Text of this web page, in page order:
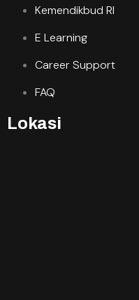
Kemendikbud RI
E Learning
Career Support
FAQ
Lokasi